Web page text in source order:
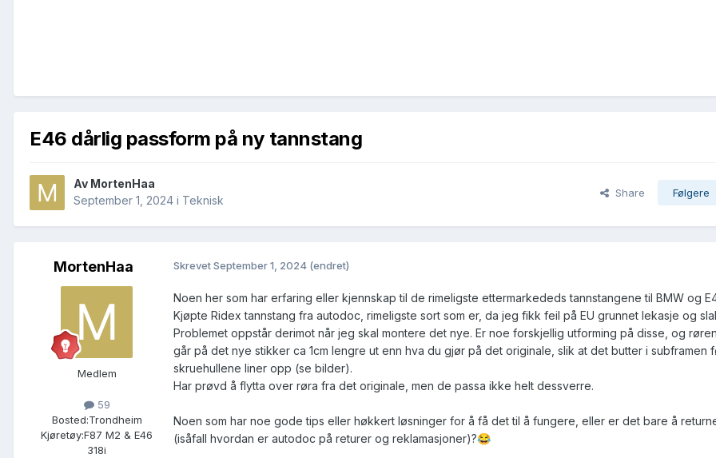
E46 dårlig passform på ny tannstang
Av MortenHaa
September 1, 2024 i Teknisk
Share Følgere
MortenHaa
Medlem
59
Bosted:Trondheim
Kjøretøy:F87 M2 & E46
318i
SkrevetSeptember 1, 2024 (endret)
Noen her som har erfaring eller kjennskap til de rimeligste ettermarkededs tannstangene til BMW og
Kjøpte Ridex tannstang fra autodoc, rimeligste sort som er, da jeg fikk feil på EU grunnet lekasje og
Problemet oppstår derimot når jeg skal montere det nye. Er noe forskjellig utforming på disse, og
går på det nye stikker ca 1cm lengre ut enn hva du gjør på det originale, slik at det butter i subframen
skruehullene liner opp (se bilder).
Har prøvd å flytta over røra fra det originale, men de passa ikke helt dessverre.
Noen som har noe gode tips eller høkkert løsninger for å få det til å fungere, eller er det bare å
(isåfall hvordan er autodoc på returer og reklamasjoner)?😂